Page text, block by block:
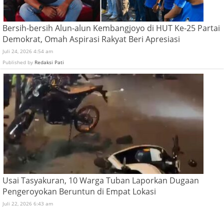
Bersih-bersih Alun-alun Kembangjoyo di HUT Ke-25 Partai
Demokrat, Omah Aspirasi Rakyat Beri Apresiasi
Juli 24, 2026 4:54 am
Published by Redaksi Pati
Usai Tasyakuran, 10 Warga Tuban Laporkan Dugaan
Pengeroyokan Beruntun di Empat Lokasi
Juli 22, 2026 6:43 am